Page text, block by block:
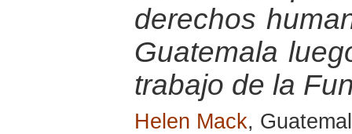
derechos
Guatemala
trabajo de la
Helen Mack,